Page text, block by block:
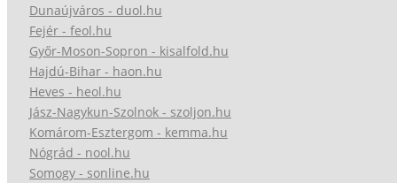
Dunaújváros - duol.hu
Fejér - feol.hu
Győr-Moson-Sopron - kisalfold.hu
Hajdú-Bihar - haon.hu
Heves - heol.hu
Jász-Nagykun-Szolnok - szoljon.hu
Komárom-Esztergom - kemma.hu
Nógrád - nool.hu
Somogy - sonline.hu